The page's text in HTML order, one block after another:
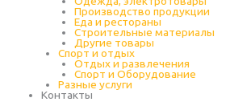
Производство продукции
Еда и рестораны
Строительные материалы
Другие товары
Спорт и отдых
Отдых и развлечения
Спорт и Оборудование
Разные услуги
Контакты